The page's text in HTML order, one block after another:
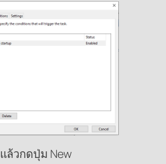
ล้วกดปุ่ม New